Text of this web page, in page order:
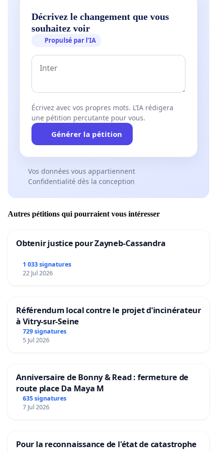
Décrivez le changement que vous
souhaitez voir
Propulsé par l’IA
Écrivez avec vos propres mots. L’IA rédigera
une pétition percutante pour vous.
Générer la pétition
Vos données vous appartiennent
Confidentialité dès la conception
Autres pétitions qui pourraient vous intéresser
Obtenir justice pour Zayneb-Cassandra
1 033 signatures
22 Jul 2026
Référendum local contre le projet d'incinérateur
à Vitry-sur-Seine
729 signatures
5 Jul 2026
Anniversaire de Bonny & Read : fermeture de
route place Da Maya M
635 signatures
7 Jul 2026
Pour la reconnaissance de l'état de catastrophe